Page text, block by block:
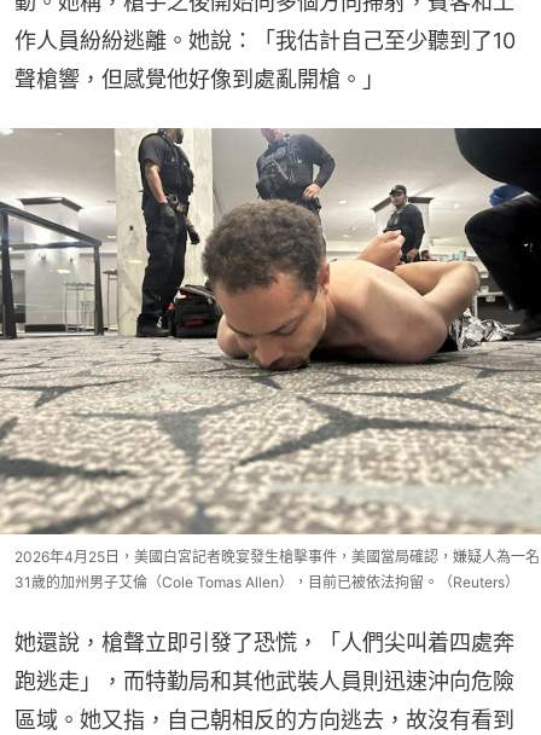
作人員紛紛逃離。她說：「我估計自己至少聽到了10
聲槍響，但感覺他好像到處亂開槍。」
2026年4月25日，美國白宮記者晚宴發生槍擊事件，美國當局確認，嫌疑人為一名
31歲的加州男子艾倫（Cole Tomas Allen），目前已被依法拘留。（Reuters）
她還說，槍聲立即引發了恐慌，「人們尖叫着四處奔
跑逃走」，而特勤局和其他武裝人員則迅速沖向危險
區域。她又指，自己朝相反的方向逃去，故沒有看到